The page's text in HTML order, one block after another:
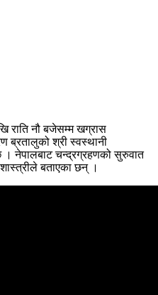
राति नौ बजेसम्म खग्रास
ब्रतालुको श्री स्वस्थानी
नेपालबाट चन्द्रग्रहणको सुरुवात
बताएका छन् ।